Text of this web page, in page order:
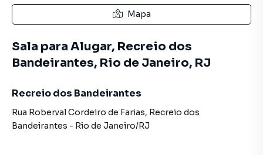
Mapa
Sala para Alugar, Recreio dos
Bandeirantes, Rio de Janeiro, RJ
Recreio dos Bandeirantes
Rua Roberval Cordeiro de Farias, Recreio dos
Bandeirantes - Rio de Janeiro/RJ